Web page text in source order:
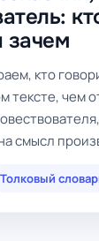
зачем
кто
тексте, чем
смысл
Толковый